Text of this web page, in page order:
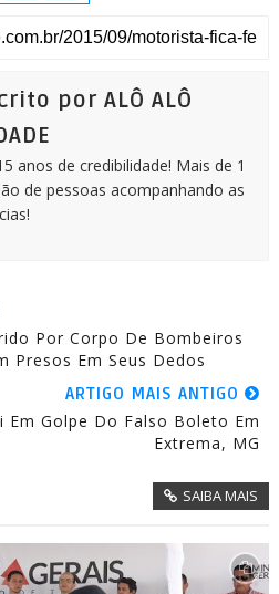
i
t
t
l
e
g
m
por ALÔ ALÔ
anos de credibilidade! Mais de 1
de pessoas acompanhando as
Por Corpo De Bombeiros
Presos Em Seus Dedos
ARTIGO MAIS ANTIGO
Em Golpe Do Falso Boleto Em
Extrema, MG
SAIBA MAIS